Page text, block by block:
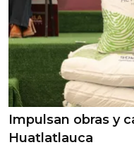
Impulsan obras y
Huatlatlauca